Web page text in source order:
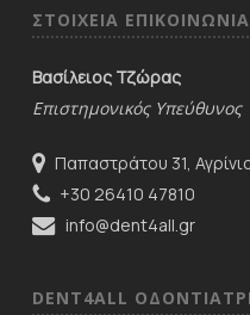
ΣΤΟΙΧΕΙΑ
Βασίλειος Τζώρας
Επιστημονικός Υπεύθυνος
Παπαστράτου 31,
+30 26410 47810
info@dent4all.gr
DENT4ALL